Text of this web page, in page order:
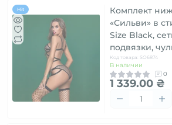
Hit
Комплект
«Сильви» в
Size Black,
подвязки,
Код товара: SO6874
В наличии
0
1 339.00 ₴